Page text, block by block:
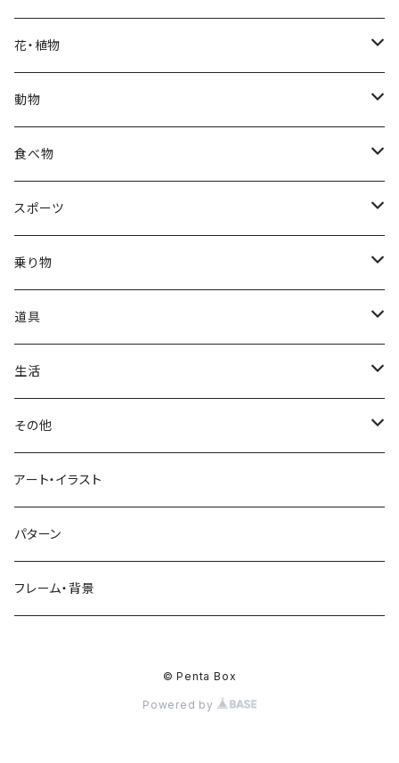
福袋
ブラックフライデー
ハロウィン
正月
端午の節句
結婚式
父の日
節分
アフリカン
日本
ヨーロッパ
トライバル
中国
北欧
男性
子供
サンタクロース
七福神
金太郎
天使
シニア
おばけ
スケルトン
ジャックオランタン
鬼
海
雲
星
雫
貝殻
山
木
川
月
太陽
雪
花・植物
カーネーション
梅
桜
プルメリア
野バラ
牡丹
ひまわり
ハイビスカス
やしの木
あさがお
動物
ネコ
ウマ
サイ
チンパンジー
トリ
ツル
カモメ
サカナ
イワシ
トラ
ウサギ
クマ
食べ物
スイーツ
かき氷
アイス
キャンディー
ジンジャーマンクッキー
フルーツ
スイカ
イチゴ
リンゴ
和食
お雑煮
鏡餅
野菜
ナス
トマト
飲み物
ビール
ソーダ
洋食
カレー
バーベキュー
スポーツ
相撲
乗り物
車
道具
ファッション
サングラス
ビーチサンダル
文房具
はさみ
おりがみ
コスメ
遊具
ぬいぐるみ
キッチン用品
生活
花粉症
風邪
ビジネス
病院
その他
ハート
デジタル
街並み
アート・イラスト
パターン
フレーム・背景
© Penta Box
Powered by